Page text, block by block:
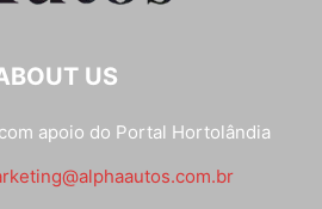
US
apoio do Portal Hortolândia